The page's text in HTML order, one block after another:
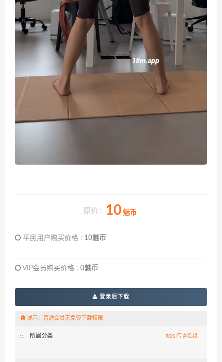
原价： 10 魅币
平民用户购买价格 : 10魅币
VIP会员购买价格 : 0魅币
登录后下载
提示：普通会员无免费下载权限
所属分类 ROSI写真视频